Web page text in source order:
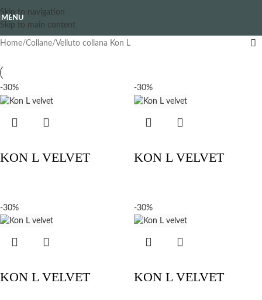
Skip to navigation
Skip to main content
MENU
VELLUTO COLLANA KON L
Home Collane Velluto collana Kon L
-30%
KON L VELVET
-30%
KON L VELVET
-30%
KON L VELVET
-30%
KON L VELVET